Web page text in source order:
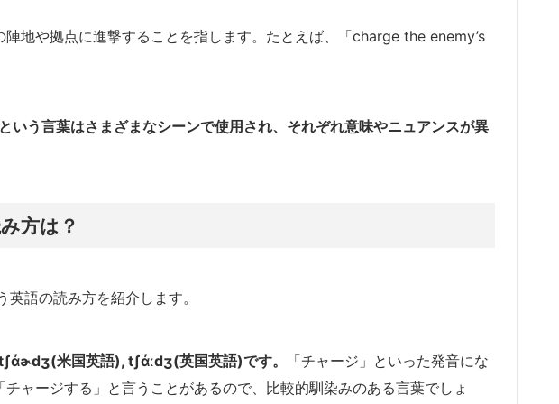
陣地や拠点に進撃することを指します。たとえば、「charge the enemy’s
いう言葉はさまざまなシーンで使用され、それぞれ意味やニュアンスが異
方は？
語の読み方を紹介します。
米国英語), tʃάːdʒ(英国英語)です。
「チャージ」といった発音にな
チャージする」と言うことがあるので、比較的馴染みのある言葉でしょ